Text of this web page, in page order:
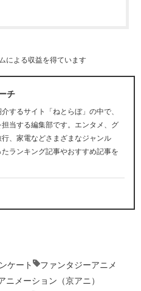
による収益を得ています
チ
するサイト「ねとらぼ」の中で、
当する編集部です。エンタメ、グ
、家電などさまざまなジャンル
ランキング記事やおすすめ記事を
ケート
ファンタジーアニメ
ニメーション（京アニ）